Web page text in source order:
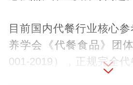
目前国内代餐行业核心
养学会《代餐食品》团
001-2019），正规完全